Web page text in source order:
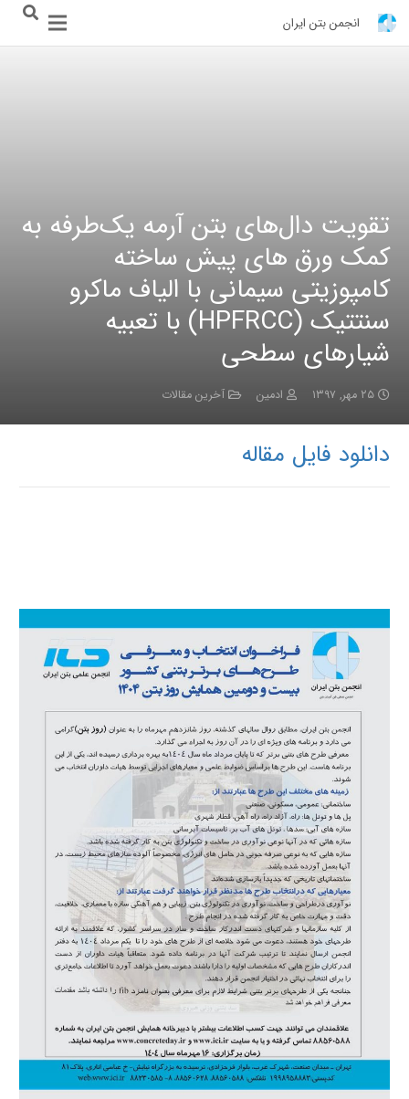
انجمن بتن ایران
تقویت دال‌های بتن آرمه یک‌طرفه به
کمک ورق های پیش ساخته
کامپوزیتی سیمانی با الیاف ماکرو
سنتتیک (HPFRCC) با تعبیه
شیارهای سطحی
۲۵ مهر, ۱۳۹۷ ادمین آخرین مقالات
دانلود فایل مقاله